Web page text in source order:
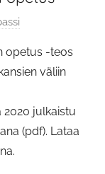
opetus -teos
väliin
julkaistu
(pdf). Lataa